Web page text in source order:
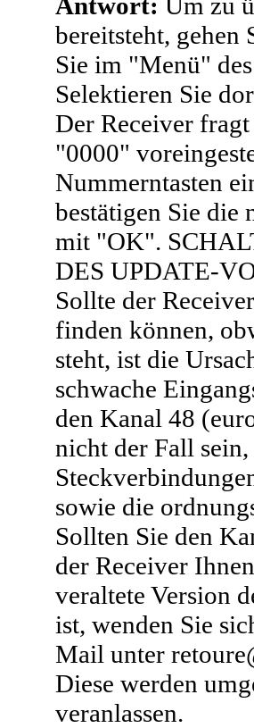
bereitsteht, gehen
Sie im "Menü"
Selektieren Sie
Der Receiver
"0000"
Nummerntasten
bestätigen Sie die
mit "OK".
DES UPDATE-
Sollte der
finden können,
steht, ist die
schwache
den Kanal 48
nicht der Fall
sowie die
Sollten Sie den
der Receiver
veraltete Version
ist, wenden Sie
Mail unter
Diese werden
veranlassen.